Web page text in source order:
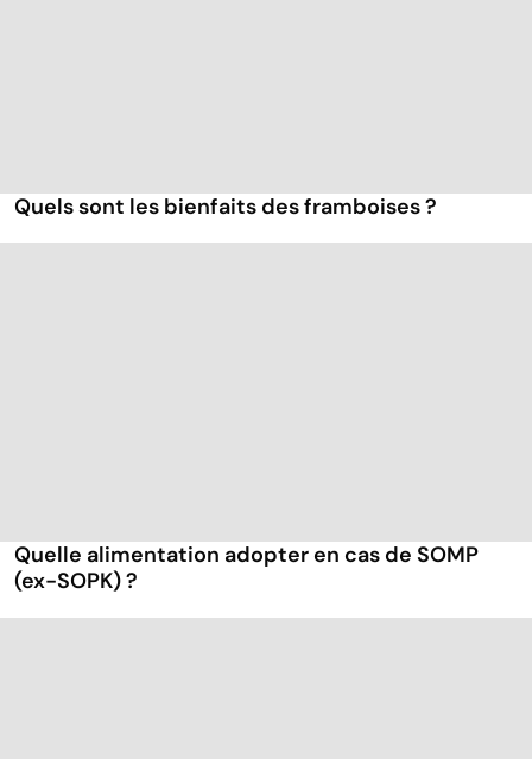
Quels sont les bienfaits des framboises ?
Quelle alimentation adopter en cas de SOMP
(ex-SOPK) ?